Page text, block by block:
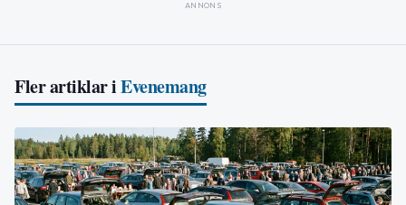
ANNONS
Fler artiklar iEvenemang